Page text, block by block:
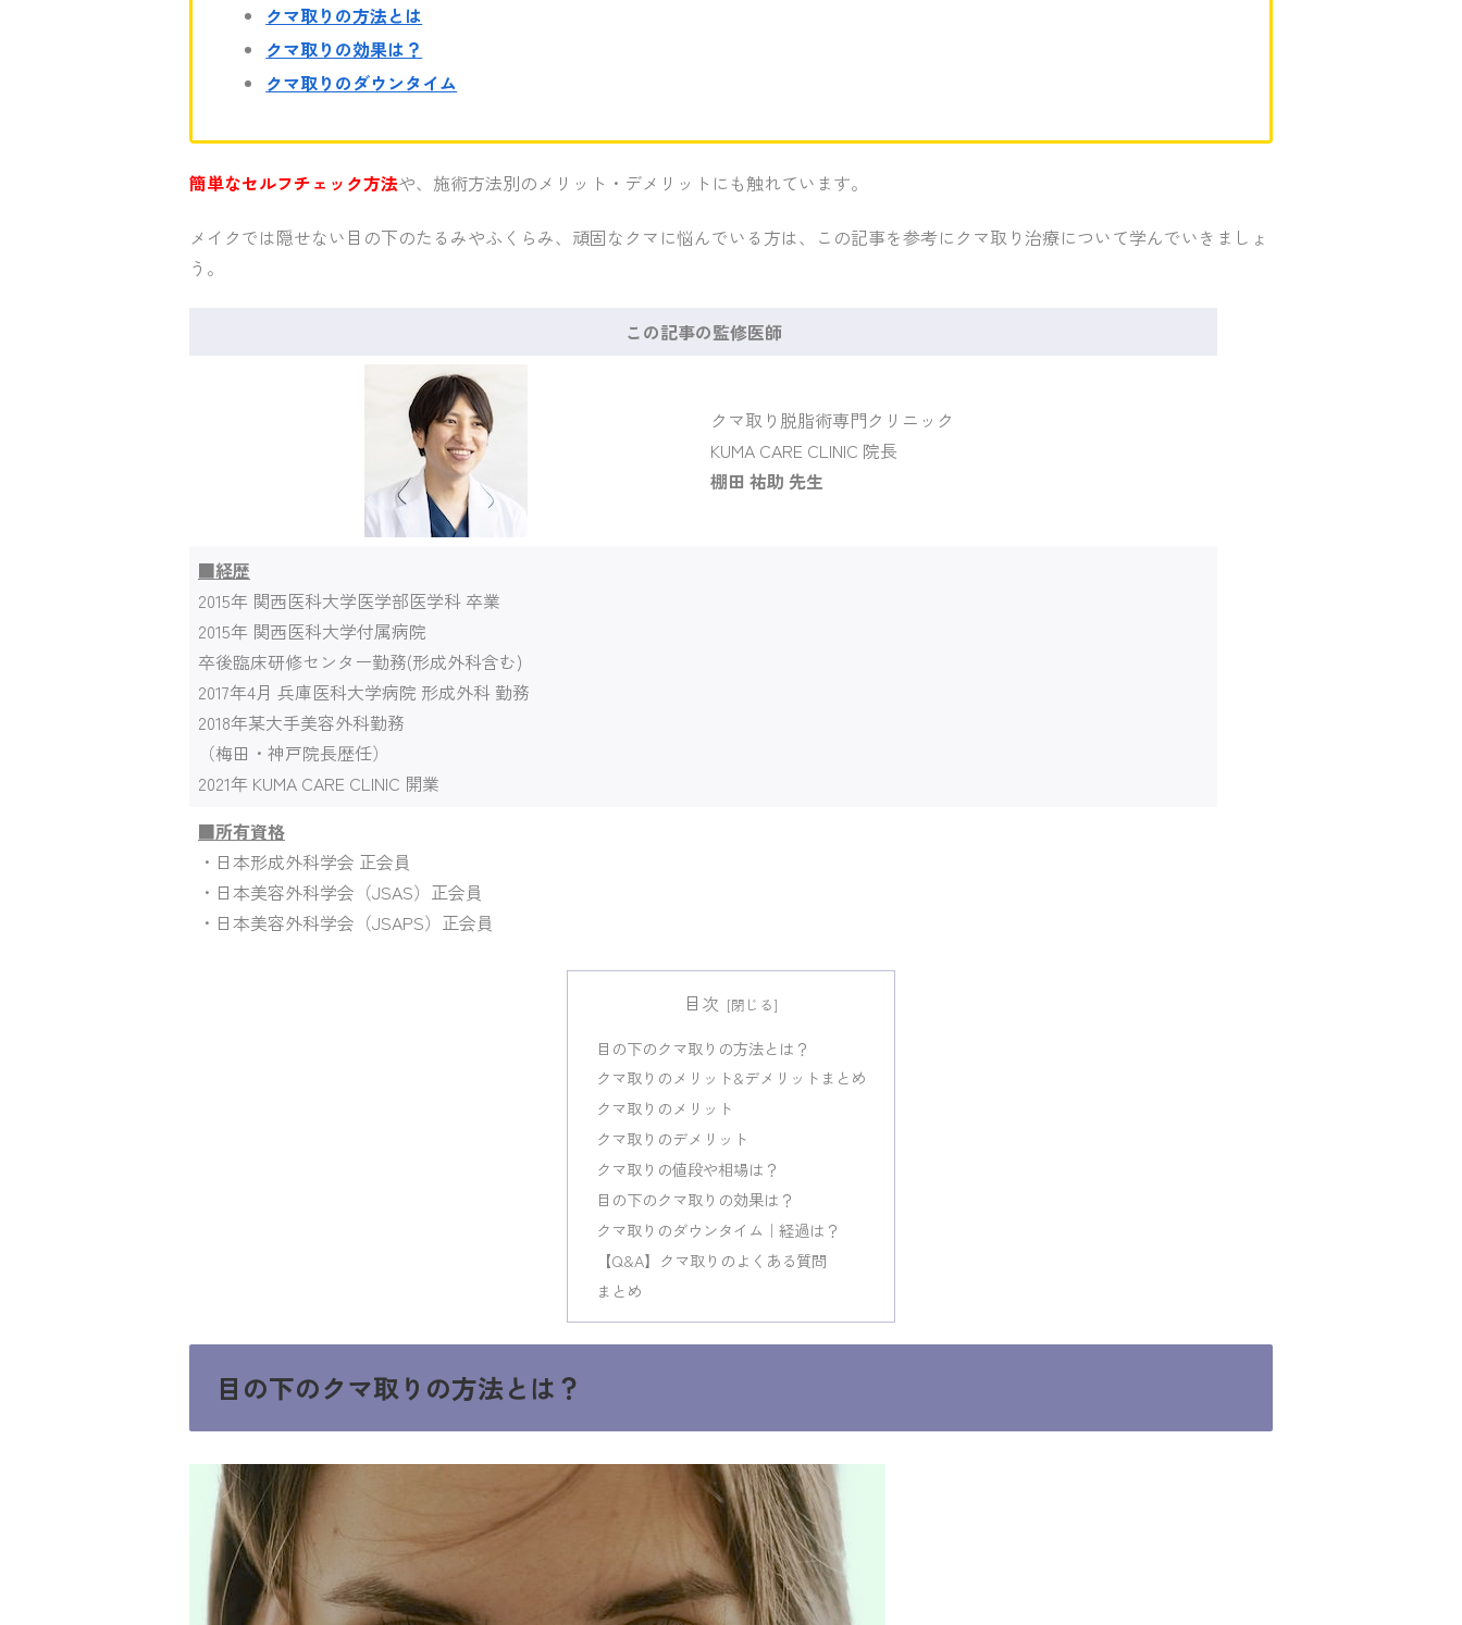
クマ取りの方法とは
クマ取りの効果は？
クマ取りのダウンタイム
簡単なセルフチェック方法や、施術方法別のメリット・デメリットにも触れています。
メイクでは隠せない目の下のたるみやふくらみ、頑固なクマに悩んでいる方は、この記事を参考にクマ取り治療について学んでいきましょ
う。
この記事の監修医師
クマ取り脱脂術専門クリニック
KUMA CARE CLINIC 院長
棚田 祐助 先生
■経歴
2015年 関西医科大学医学部医学科 卒業
2015年 関西医科大学付属病院
卒後臨床研修センター勤務(形成外科含む)
2017年4月 兵庫医科大学病院 形成外科 勤務
2018年某大手美容外科勤務
（梅田・神戸院長歴任）
2021年 KUMA CARE CLINIC 開業
■所有資格
・日本形成外科学会 正会員
・日本美容外科学会（JSAS）正会員
・日本美容外科学会（JSAPS）正会員
目次
目の下のクマ取りの方法とは？
クマ取りのメリット&デメリットまとめ
クマ取りのメリット
クマ取りのデメリット
クマ取りの値段や相場は？
目の下のクマ取りの効果は？
クマ取りのダウンタイム｜経過は？
【Q&A】クマ取りのよくある質問
まとめ
目の下のクマ取りの方法とは？